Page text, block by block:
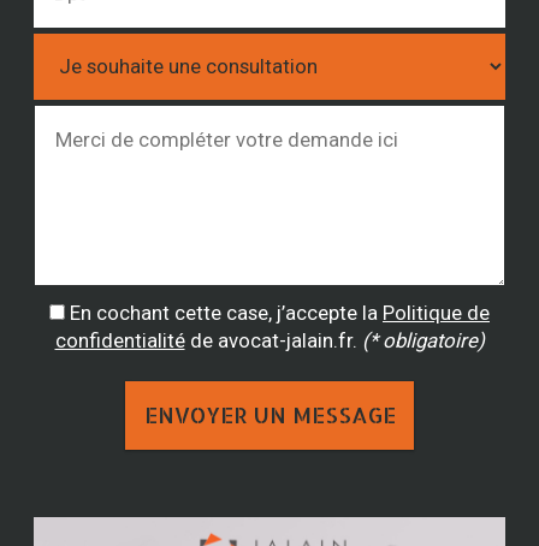
En cochant cette case, j’accepte la Politique de
confidentialitéde avocat-jalain.fr. (* obligatoire)